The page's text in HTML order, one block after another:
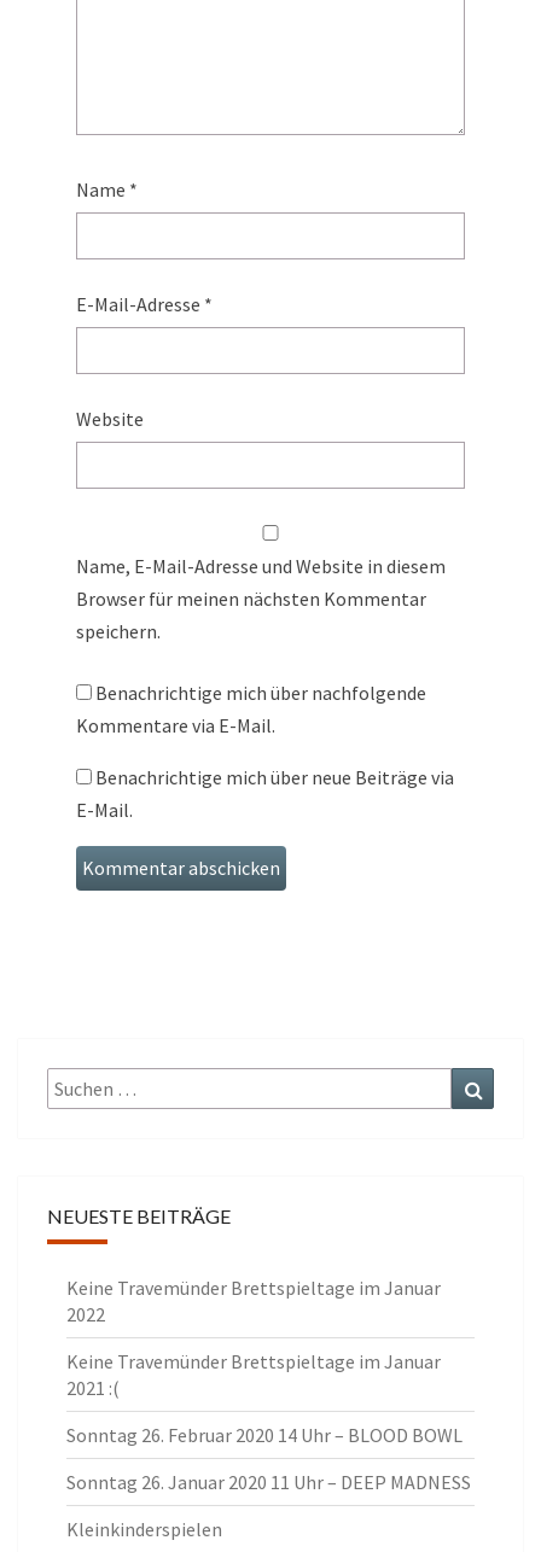
Name *
E-Mail-Adresse *
Website
Name, E-Mail-Adresse und Website in diesem
Browser für meinen nächsten Kommentar
speichern.
Benachrichtige mich über nachfolgende
Kommentare via E-Mail.
Benachrichtige mich über neue Beiträge via
E-Mail.
Suche
nach:
NEUESTE BEITRÄGE
Keine Travemünder Brettspieltage im Januar
2022
Keine Travemünder Brettspieltage im Januar
2021 :(
Sonntag 26. Februar 2020 14 Uhr – BLOOD BOWL
Sonntag 26. Januar 2020 11 Uhr – DEEP MADNESS
Kleinkinderspielen